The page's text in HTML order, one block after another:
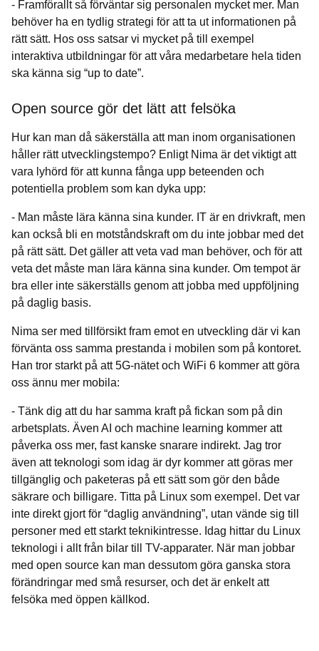
- Framförallt så förväntar sig personalen mycket mer. Man
behöver ha en tydlig strategi för att ta ut informationen på
rätt sätt. Hos oss satsar vi mycket på till exempel
interaktiva utbildningar för att våra medarbetare hela tiden
ska känna sig “up to date”.
Open source gör det lätt att felsöka
Hur kan man då säkerställa att man inom organisationen
håller rätt utvecklingstempo? Enligt Nima är det viktigt att
vara lyhörd för att kunna fånga upp beteenden och
potentiella problem som kan dyka upp:
- Man måste lära känna sina kunder. IT är en drivkraft, men
kan också bli en motståndskraft om du inte jobbar med det
på rätt sätt. Det gäller att veta vad man behöver, och för att
veta det måste man lära känna sina kunder. Om tempot är
bra eller inte säkerställs genom att jobba med uppföljning
på daglig basis.
Nima ser med tillförsikt fram emot en utveckling där vi kan
förvänta oss samma prestanda i mobilen som på kontoret.
Han tror starkt på att 5G-nätet och WiFi 6 kommer att göra
oss ännu mer mobila:
- Tänk dig att du har samma kraft på fickan som på din
arbetsplats. Även AI och machine learning kommer att
påverka oss mer, fast kanske snarare indirekt. Jag tror
även att teknologi som idag är dyr kommer att göras mer
tillgänglig och paketeras på ett sätt som gör den både
säkrare och billigare. Titta på Linux som exempel. Det var
inte direkt gjort för “daglig användning”, utan vände sig till
personer med ett starkt teknikintresse. Idag hittar du Linux
teknologi i allt från bilar till TV-apparater. När man jobbar
med open source kan man dessutom göra ganska stora
förändringar med små resurser, och det är enkelt att
felsöka med öppen källkod.